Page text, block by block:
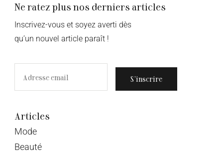
Ne ratez plus nos derniers articles
Inscrivez-vous et soyez averti dès
qu’un nouvel article paraît !
S’inscrire
Articles
Mode
Beauté